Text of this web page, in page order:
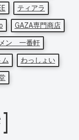
ティアラ
GAZA専門商店
ン 一番軒
ム
わっしょい